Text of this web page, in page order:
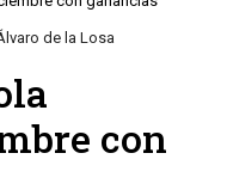
de la Losa
con